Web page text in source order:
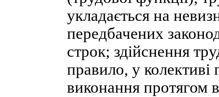
укладається на
передбачених
строк; здійснення
правило, у колективі
виконання протягом